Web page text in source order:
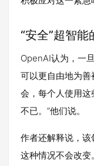
“安全”超智能
OpenAI认为，一
可以更自由地为善
会，每个人使用
不已。”他们说。
作者还解释说，该
这种情况不会改变